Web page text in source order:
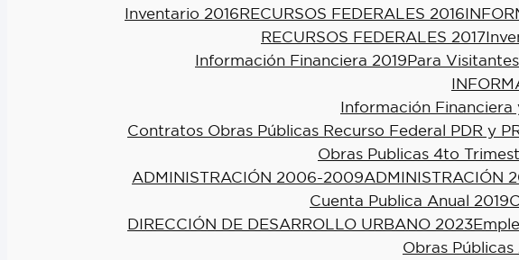
Inventario 2016RECURSOS FEDERALES 2016
RECURSOS FEDERALES 2017
Información Financiera 2019Para Visitantes
Información Financiera
Contratos Obras Públicas Recurso Federal PDR y
Obras Publicas 4to
ADMINISTRACIÓN 2006-2009ADMINISTRACIÓN
Cuenta Publica Anual 2019
DIRECCIÓN DE DESARROLLO URBANO 2023
Obras Públicas